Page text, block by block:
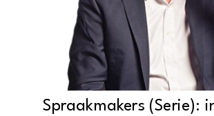
Spraakmakers (Serie):